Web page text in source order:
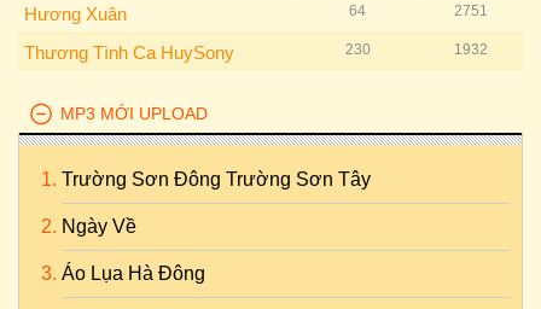
Hương Xuân 64 2751
Thương Tình Ca HuySony 230 1932
MP3 MỚI UPLOAD
Trường Sơn Đông Trường Sơn Tây
Ngày Về
Áo Lụa Hà Đông